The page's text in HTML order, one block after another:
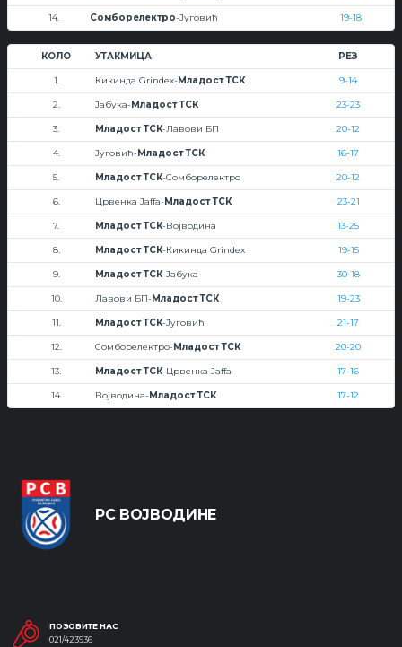
14. Сомборелектро-Југовић 19-18
КОЛО УТАКМИЦА РЕЗ
1. Кикинда Grindex-Младост ТСК 9-14
2. Јабука-Младост ТСК 23-23
3. Младост ТСК-Лавови БП 20-12
4. Југовић-Младост ТСК 16-17
5. Младост ТСК-Сомборелектро 20-12
6. Црвенка Jaffa-Младост ТСК 23-21
7. Младост ТСК-Војводина 13-25
8. Младост ТСК-Кикинда Grindex 19-15
9. Младост ТСК-Јабука 30-18
10. Лавови БП-Младост ТСК 19-23
11. Младост ТСК-Југовић 21-17
12. Сомборелектро-Младост ТСК 20-20
13. Младост ТСК-Црвенка Jaffa 17-16
14. Војводина-Младост ТСК 17-12
РС ВОЈВОДИНЕ
ПОЗОВИТЕ НАС
021/423936